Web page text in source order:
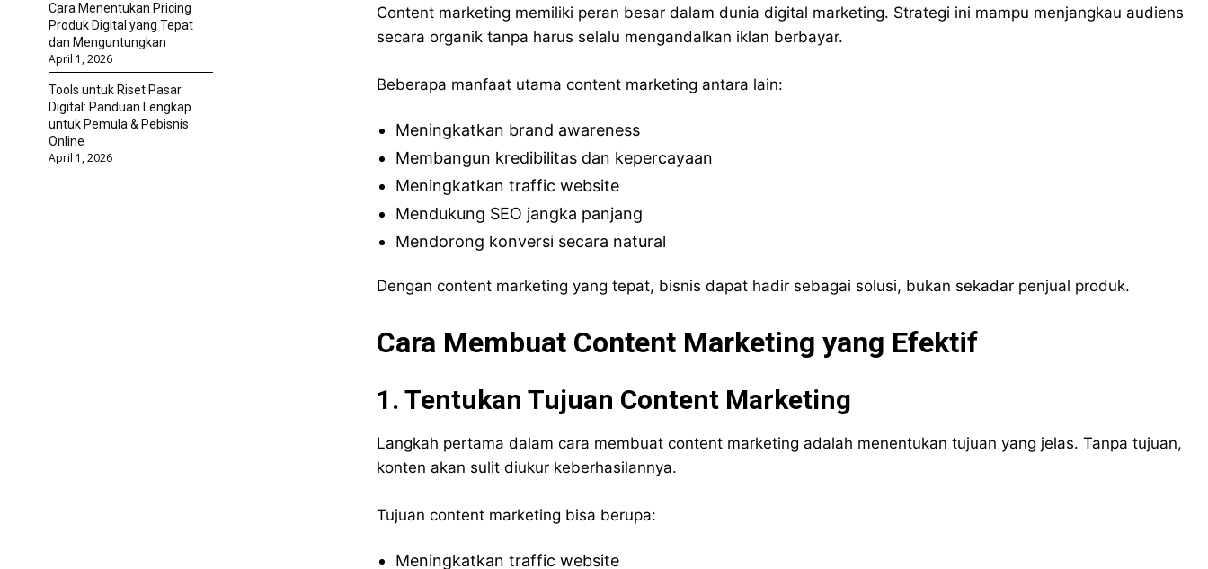
Cara Menentukan Pricing
Produk Digital yang Tepat
dan Menguntungkan
April 1, 2026
Tools untuk Riset Pasar
Digital: Panduan Lengkap
untuk Pemula & Pebisnis
Online
April 1, 2026
Content marketing memiliki peran besar dalam dunia digital marketing. Strategi ini mampu menjangkau audiens
secara organik tanpa harus selalu mengandalkan iklan berbayar.
Beberapa manfaat utama content marketing antara lain:
Meningkatkan brand awareness
Membangun kredibilitas dan kepercayaan
Meningkatkan traffic website
Mendukung SEO jangka panjang
Mendorong konversi secara natural
Dengan content marketing yang tepat, bisnis dapat hadir sebagai solusi, bukan sekadar penjual produk.
Cara Membuat Content Marketing yang Efektif
1. Tentukan Tujuan Content Marketing
Langkah pertama dalam cara membuat content marketing adalah menentukan tujuan yang jelas. Tanpa tujuan,
konten akan sulit diukur keberhasilannya.
Tujuan content marketing bisa berupa:
Meningkatkan traffic website